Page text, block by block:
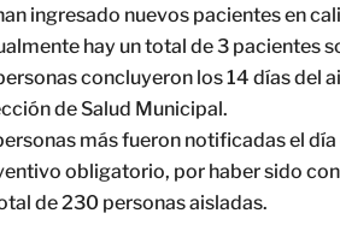
ingresado nuevos pacientes en
hay un total de 3 pacientes
concluyeron los 14 días del
de Salud Municipal.
más fueron notificadas el
obligatorio, por haber sido
de 230 personas aisladas.